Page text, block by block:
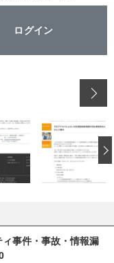
ログイン
事件・事故・情報漏